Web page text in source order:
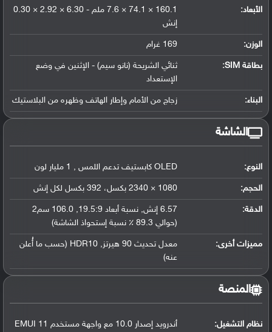
الأبعاد:
160.1 × 74.1 × 7.6 ملم - 6.30 × 2.92 × 0.30
إنش
الوزن: 169 غرام
بطاقة SIM:
ثنائي الشريحة (نانو سيم) - الإثنين في وضع
الإستعداد
البناء: زجاج من الأمام وإطار الهاتف وظهره من البلاستيك
الشاشة
النوع: OLED كابستيف تدعم اللمس , 1 مليار لون
الحجم: 1080 × 2340 بكسل، 392 بكسل لكل إنش
الدقة:
6.57 إنش, نسبة أبعاد 19.5:9, 106.0 سم2
(حوالي 89.3 ٪ نسبة إستحواذ الشاشة)
مميزات أخرى:
معدل تحديث 90 هيرتز, HDR10 (حسب ما أُعلن
عنه)
المنصة
نظام التشغيل:
أندرويد إصدار 10.0 مع واجهة مستخدم EMUI 11